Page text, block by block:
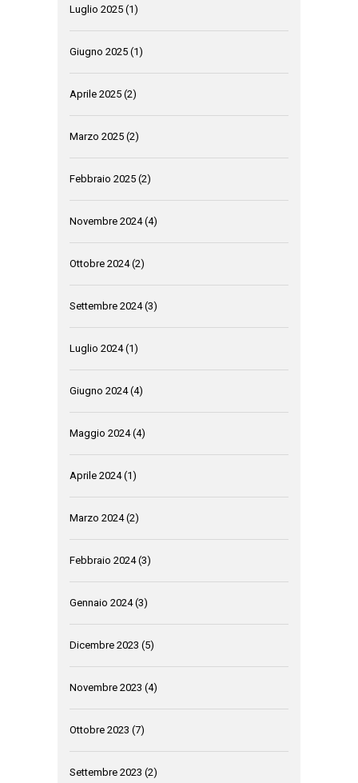
Luglio 2025 (1)
Giugno 2025 (1)
Aprile 2025 (2)
Marzo 2025 (2)
Febbraio 2025 (2)
Novembre 2024(4)
Ottobre 2024(2)
Settembre 2024(3)
Luglio 2024(1)
Giugno 2024(4)
Maggio 2024(4)
Aprile 2024(1)
Marzo 2024(2)
Febbraio 2024(3)
Gennaio 2024(3)
Dicembre 2023 (5)
Novembre 2023 (4)
Ottobre 2023 (7)
Settembre 2023 (2)